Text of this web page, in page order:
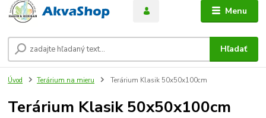
Menu
Hľadať
Úvod Terárium na mieru Terárium Klasik 50x50x100cm
Terárium Klasik 50x50x100cm